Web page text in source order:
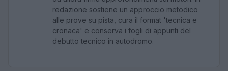
redazione sostiene un approccio metodico
alle prove su pista, cura il format 'tecnica e
cronaca' e conserva i fogli di appunti del
debutto tecnico in autodromo.